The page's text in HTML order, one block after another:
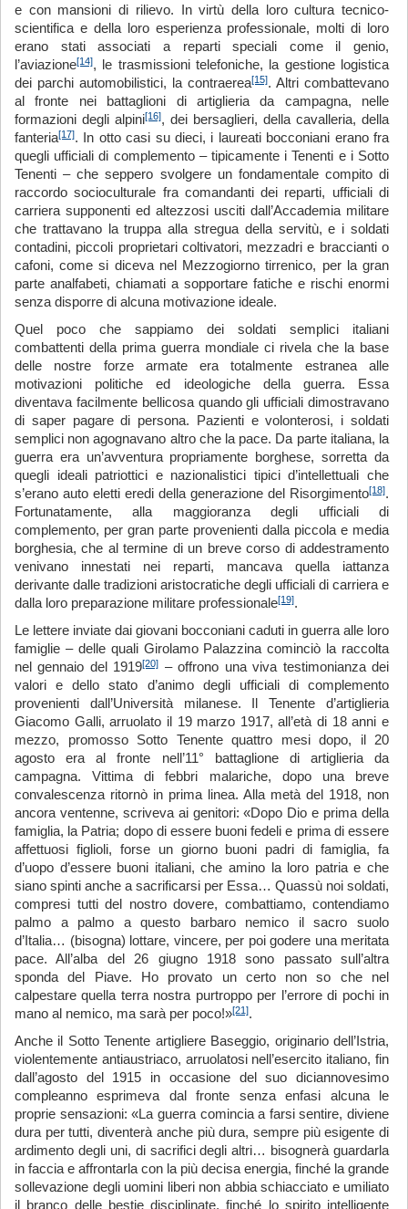
e con mansioni di rilievo. In virtù della loro cultura tecnico-
scientifica e della loro esperienza professionale, molti di loro
erano stati associati a reparti speciali come il genio,
l’aviazione[14], le trasmissioni telefoniche, la gestione logistica
dei parchi automobilistici, la contraerea[15]. Altri combattevano
al fronte nei battaglioni di artiglieria da campagna, nelle
formazioni degli alpini[16], dei bersaglieri, della cavalleria, della
fanteria[17]. In otto casi su dieci, i laureati bocconiani erano fra
quegli ufficiali di complemento – tipicamente i Tenenti e i Sotto
Tenenti – che seppero svolgere un fondamentale compito di
raccordo socioculturale fra comandanti dei reparti, ufficiali di
carriera supponenti ed altezzosi usciti dall’Accademia militare
che trattavano la truppa alla stregua della servitù, e i soldati
contadini, piccoli proprietari coltivatori, mezzadri e braccianti o
cafoni, come si diceva nel Mezzogiorno tirrenico, per la gran
parte analfabeti, chiamati a sopportare fatiche e rischi enormi
senza disporre di alcuna motivazione ideale.
Quel poco che sappiamo dei soldati semplici italiani
combattenti della prima guerra mondiale ci rivela che la base
delle nostre forze armate era totalmente estranea alle
motivazioni politiche ed ideologiche della guerra. Essa
diventava facilmente bellicosa quando gli ufficiali dimostravano
di saper pagare di persona. Pazienti e volonterosi, i soldati
semplici non agognavano altro che la pace. Da parte italiana, la
guerra era un’avventura propriamente borghese, sorretta da
quegli ideali patriottici e nazionalistici tipici d’intellettuali che
s’erano auto eletti eredi della generazione del Risorgimento[18].
Fortunatamente, alla maggioranza degli ufficiali di
complemento, per gran parte provenienti dalla piccola e media
borghesia, che al termine di un breve corso di addestramento
venivano innestati nei reparti, mancava quella iattanza
derivante dalle tradizioni aristocratiche degli ufficiali di carriera e
dalla loro preparazione militare professionale[19].
Le lettere inviate dai giovani bocconiani caduti in guerra alle loro
famiglie – delle quali Girolamo Palazzina cominciò la raccolta
nel gennaio del 1919[20] – offrono una viva testimonianza dei
valori e dello stato d’animo degli ufficiali di complemento
provenienti dall’Università milanese. Il Tenente d’artiglieria
Giacomo Galli, arruolato il 19 marzo 1917, all’età di 18 anni e
mezzo, promosso Sotto Tenente quattro mesi dopo, il 20
agosto era al fronte nell’11° battaglione di artiglieria da
campagna. Vittima di febbri malariche, dopo una breve
convalescenza ritornò in prima linea. Alla metà del 1918, non
ancora ventenne, scriveva ai genitori: «Dopo Dio e prima della
famiglia, la Patria; dopo di essere buoni fedeli e prima di essere
affettuosi figlioli, forse un giorno buoni padri di famiglia, fa
d’uopo d’essere buoni italiani, che amino la loro patria e che
siano spinti anche a sacrificarsi per Essa… Quassù noi soldati,
compresi tutti del nostro dovere, combattiamo, contendiamo
palmo a palmo a questo barbaro nemico il sacro suolo
d’Italia… (bisogna) lottare, vincere, per poi godere una meritata
pace. All’alba del 26 giugno 1918 sono passato sull’altra
sponda del Piave. Ho provato un certo non so che nel
calpestare quella terra nostra purtroppo per l’errore di pochi in
mano al nemico, ma sarà per poco!»[21].
Anche il Sotto Tenente artigliere Baseggio, originario dell’Istria,
violentemente antiaustriaco, arruolatosi nell’esercito italiano, fin
dall’agosto del 1915 in occasione del suo diciannovesimo
compleanno esprimeva dal fronte senza enfasi alcuna le
proprie sensazioni: «La guerra comincia a farsi sentire, diviene
dura per tutti, diventerà anche più dura, sempre più esigente di
ardimento degli uni, di sacrifici degli altri… bisognerà guardarla
in faccia e affrontarla con la più decisa energia, finché la grande
sollevazione degli uomini liberi non abbia schiacciato e umiliato
il branco delle bestie disciplinate, finché lo spirito intelligente